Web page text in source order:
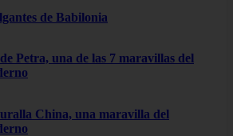
de Babilonia
Petra, una de las 7 maravillas del
China, una maravilla del